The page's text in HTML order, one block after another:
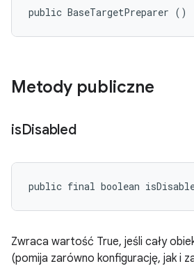
public BaseTargetPreparer ()
Metody publiczne
isDisabled
public final boolean
Zwraca wartość True, jeśli cały
(pomija zarówno konfigurację, jak i